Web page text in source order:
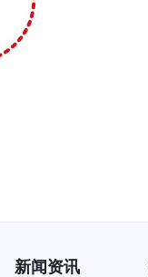
新闻资讯